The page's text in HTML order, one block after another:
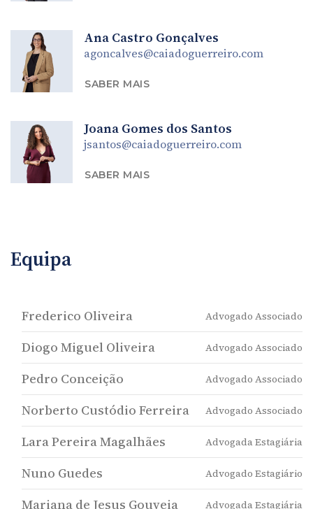
Ana Castro Gonçalves
agoncalves@caiadoguerreiro.com
SABER MAIS
Joana Gomes dos Santos
jsantos@caiadoguerreiro.com
SABER MAIS
Equipa
Frederico Oliveira Advogado Associado
Diogo Miguel Oliveira Advogado Associado
Pedro Conceição Advogado Associado
Norberto Custódio Ferreira Advogado Associado
Lara Pereira Magalhães Advogada Estagiária
Nuno Guedes Advogado Estagiário
Mariana de Jesus Gouveia Advogada Estagiária